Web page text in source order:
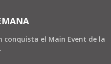
conquista el Main Event de la